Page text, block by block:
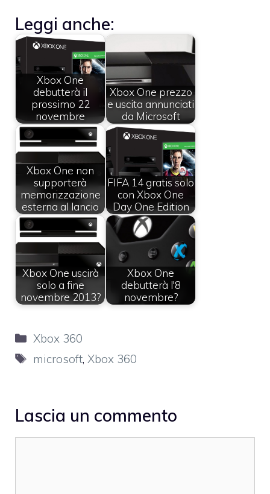
Leggi anche:
Xbox One
debutterà il
prossimo 22
novembre
Xbox One prezzo
e uscita annunciati
da Microsoft
Xbox One non
supporterà
memorizzazione
esterna al lancio
FIFA 14 gratis solo
con Xbox One
Day One Edition
Xbox One uscirà
solo a fine
novembre 2013?
Xbox One
debutterà l'8
novembre?
Categorie
Xbox 360
Tag
microsoft,Xbox 360
Lascia un commento